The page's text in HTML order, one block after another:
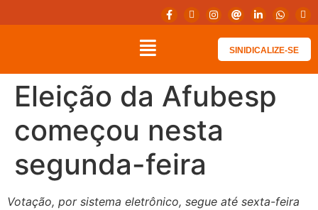
SINIDICALIZE-SE
Eleição da Afubesp
começou nesta
segunda-feira
Votação, por sistema eletrônico, segue até sexta-feira